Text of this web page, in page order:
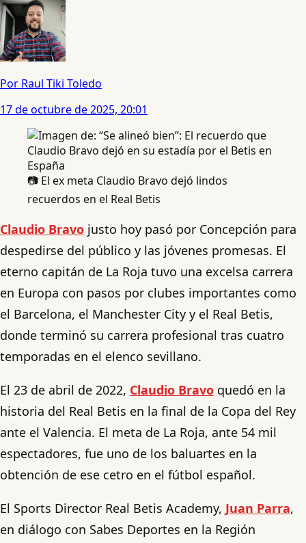
Por Raul Tiki Toledo
17 de octubre de 2025, 20:01
📷 El ex meta Claudio Bravo dejó lindos
recuerdos en el Real Betis
Claudio Bravo justo hoy pasó por Concepción para
despedirse del público y las jóvenes promesas. El
eterno capitán de La Roja tuvo una excelsa carrera
en Europa con pasos por clubes importantes como
el Barcelona, el Manchester City y el Real Betis,
donde terminó su carrera profesional tras cuatro
temporadas en el elenco sevillano.
El 23 de abril de 2022, Claudio Bravo quedó en la
historia del Real Betis en la final de la Copa del Rey
ante el Valencia. El meta de La Roja, ante 54 mil
espectadores, fue uno de los baluartes en la
obtención de ese cetro en el fútbol español.
El Sports Director Real Betis Academy, Juan Parra,
en diálogo con Sabes Deportes en la Región